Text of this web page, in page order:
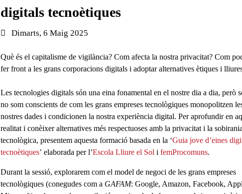
digitals tecnoètiques
Data de l'esdeveniment:
Dimarts, 6 Maig 2025
Què és el capitalisme de vigilància? Com afecta la nostra privacitat? Com
fer front a les grans corporacions digitals i adoptar alternatives ètiques i
Les tecnologies digitals són una eina fonamental en el nostre dia a dia, però
no som conscients de com les grans empreses tecnològiques monopolitzen
nostres dades i condicionen la nostra experiència digital. Per aprofundir en
realitat i conèixer alternatives més respectuoses amb la privacitat i la sobirania
tecnològica, presentem aquesta formació basada en la ‘Guia jove d’eines
tecnoètiques’ elaborada per l’Escola Lliure el Sol i femProcomuns.
Durant la sessió, explorarem com el model de negoci de les grans empreses
tecnològiques(conegudes com a GAFAM: Google, Amazon, Facebook,